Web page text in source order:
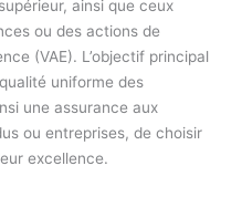
ainsi que ceux
ou des actions de
(VAE). L’objectif principal
uniforme des
une assurance aux
ou entreprises, de choisir
excellence.